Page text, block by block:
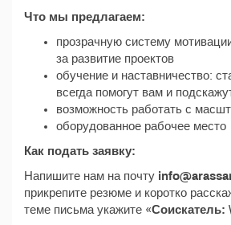
Что мы предлагаем:
прозрачную систему
за развитие проектов
обучение и наставничество:
всегда помогут вам и
возможность работать с
оборудованное рабочее место
Как подать заявку:
Напишите нам на почту
прикрепите резюме и коротко
теме письма укажите «